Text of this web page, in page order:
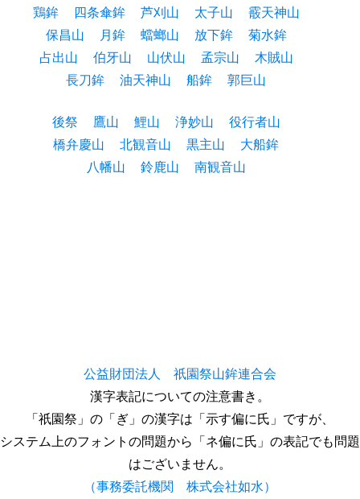
鶏鉾
四条傘鉾 芦刈山 太子山
霰天神山
保昌山
月鉾 蟷螂山 放下鉾
菊水鉾
占出山
伯牙山 山伏山 孟宗山
木賊山
長刀鉾
油天神山 船鉾 郭巨山
後祭 鷹山 鯉山 浄妙山
役行者山
橋弁慶山
北観音山 黒主山
大船鉾
八幡山
鈴鹿山 南観音山
公益財団法人 祇園祭山鉾連合会
漢字表記についての注意書き。
「祇園祭」の「ぎ」の漢字は「示す偏に氏」ですが、
システム上のフォントの問題から「ネ偏に氏」の表記でも問題
はございません。
（事務委託機関 株式会社如水）